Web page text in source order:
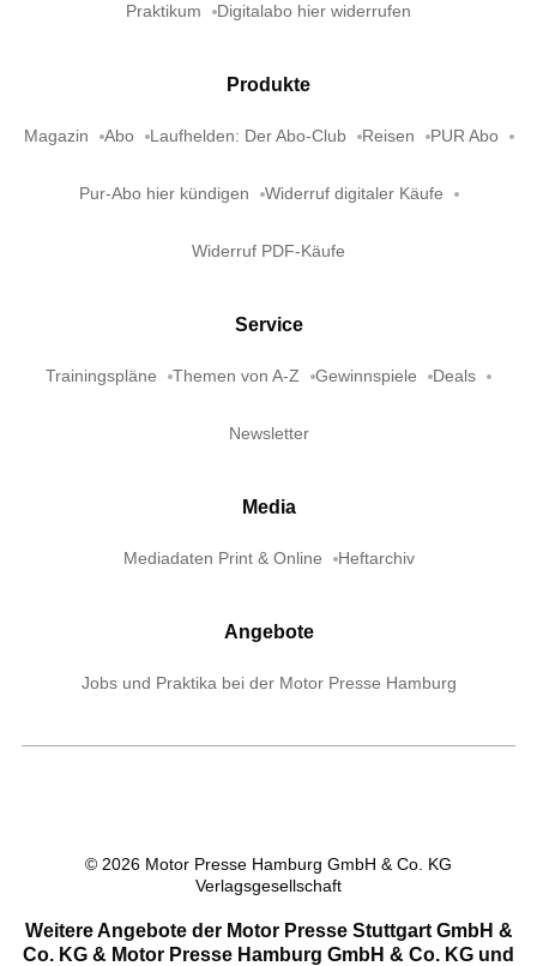
Praktikum Digitalabo hier widerrufen
Produkte
Magazin Abo Laufhelden: Der Abo-Club Reisen PUR Abo
Pur-Abo hier kündigen Widerruf digitaler Käufe
Widerruf PDF-Käufe
Service
Trainingspläne Themen von A-Z Gewinnspiele Deals
Newsletter
Media
Mediadaten Print & Online Heftarchiv
Angebote
Jobs und Praktika bei der Motor Presse Hamburg
© 2026 Motor Presse Hamburg GmbH & Co. KG
Verlagsgesellschaft
Weitere Angebote der Motor Presse Stuttgart GmbH &
Co. KG & Motor Presse Hamburg GmbH & Co. KG und